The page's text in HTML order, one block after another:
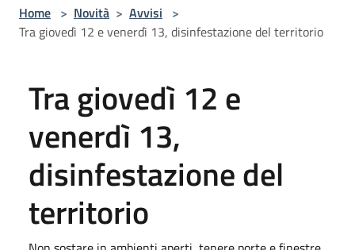
Home > Novità > Avvisi >
Tra giovedì 12 e venerdì 13, disinfestazione del territorio
Tra giovedì 12 e
venerdì 13,
disinfestazione del
territorio